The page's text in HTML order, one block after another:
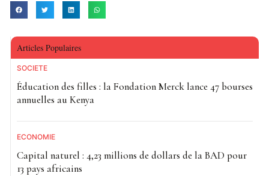
Articles Populaires
SOCIETE
Éducation des filles : la Fondation Merck lance 47 bourses
annuelles au Kenya
ECONOMIE
Capital naturel : 4,23 millions de dollars de la BAD pour
13 pays africains